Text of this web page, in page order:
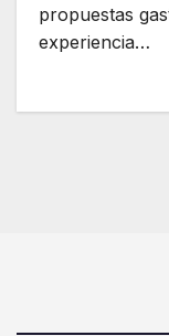
propuestas
experiencia…